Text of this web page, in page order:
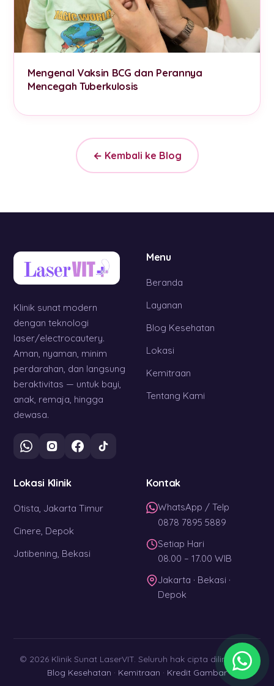
Mengenal Vaksin BCG dan Perannya
Mencegah Tuberkulosis
← Kembali ke Blog
Klinik sunat modern
dengan teknologi
laser/electrocautery.
Aman, nyaman, minim
perdarahan, dan langsung
beraktivitas — untuk bayi,
anak, remaja, hingga
dewasa.
Menu
Beranda
Layanan
Blog Kesehatan
Lokasi
Kemitraan
Tentang Kami
Lokasi Klinik
Otista, Jakarta Timur
Cinere, Depok
Jatibening, Bekasi
Kontak
WhatsApp / Telp
0878 7895 5889
Setiap Hari
08.00 – 17.00 WIB
Jakarta · Bekasi ·
Depok
© 2026 Klinik Sunat LaserVIT. Seluruh hak cipta dilindungi. ·
Blog Kesehatan · Kemitraan · Kredit Gambar